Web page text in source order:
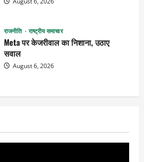
राजनीति राष्ट्रीय समाचार
Meta पर केजरीवाल का निशाना, उठाए
सवाल
August 6, 2026